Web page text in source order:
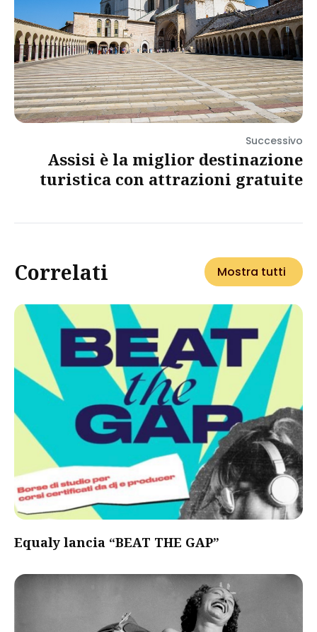
Successivo
Assisi è la miglior destinazione
turistica con attrazioni gratuite
Correlati Mostra tutti
Equaly lancia “BEAT THE GAP”